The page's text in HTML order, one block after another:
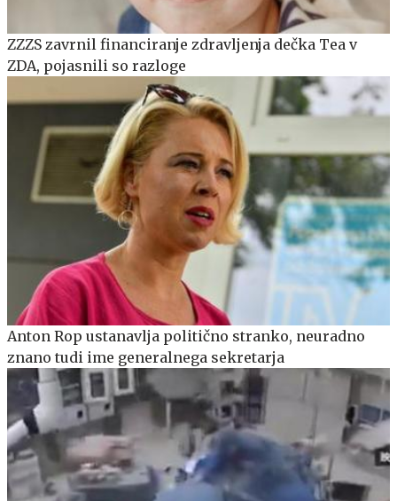
ZZZS zavrnil financiranje zdravljenja dečka Tea v
ZDA, pojasnili so razloge
Anton Rop ustanavlja politično stranko, neuradno
znano tudi ime generalnega sekretarja